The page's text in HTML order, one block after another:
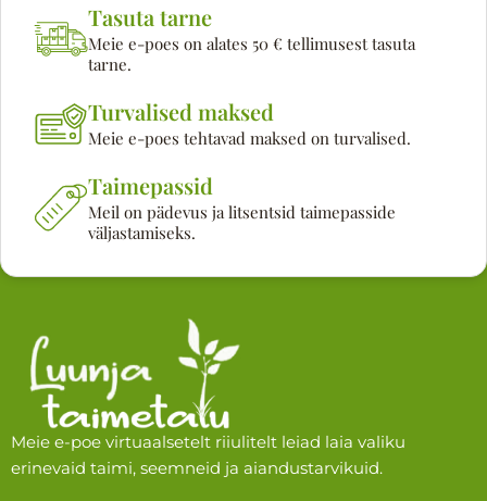
Tasuta tarne
Meie e-poes on alates 50 € tellimusest tasuta
tarne.
Turvalised maksed
Meie e-poes tehtavad maksed on turvalised.
Taimepassid
Meil on pädevus ja litsentsid taimepasside
väljastamiseks.
Meie e-poe virtuaalsetelt riiulitelt leiad laia valiku
erinevaid taimi, seemneid ja aiandustarvikuid.